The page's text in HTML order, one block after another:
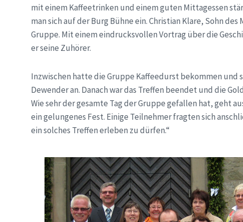
mit einem Kaffeetrinken und einem guten Mittagessen
man sich auf der Burg Bühne ein. Christian Klare, Sohn
Gruppe. Mit einem eindrucksvollen Vortrag über die
er seine Zuhörer.
Inzwischen hatte die Gruppe Kaffeedurst bekommen
Dewender an. Danach war das Treffen beendet und die
Wie sehr der gesamte Tag der Gruppe gefallen hat, geht
ein gelungenes Fest. Einige Teilnehmer fragten sich
ein solches Treffen erleben zu dürfen.“